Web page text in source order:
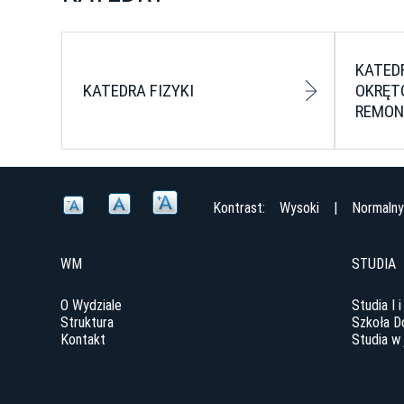
KATEDRA FIZYKI
Kontrast: Wysoki | Normalny
WM
O Wydziale
Struktura
Kontakt
STUDIA
Studia I
Szkoła
Studia w